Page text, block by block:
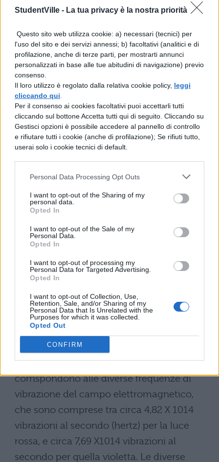
StudentVille - La tua privacy è la nostra priorità
Questo sito web utilizza cookie: a) necessari (tecnici) per
l'uso del sito e dei servizi annessi; b) facoltativi (analitici e di
profilazione, anche di terze parti, per mostrarti annunci
personalizzati in base alle tue abitudini di navigazione) previo
consenso.
Il loro utilizzo è regolato dalla relativa cookie policy, leggi
cliccando qui
Per il consenso ai cookies facoltativi puoi accettarli tutti
cliccando sul bottone Accetta tutti qui di seguito. Cliccando su
Gestisci opzioni è possibile accedere al pannello di controllo
e rifiutare tutti i cookie (anche di profilazione); Se rifiuti tutto,
userai solo i cookie tecnici di default.
Personal Data Processing Opt Outs
I want to opt-out of the Sharing of my
personal data.
Opted In
I want to opt-out of the Sale of my
Personal Data.
Opted In
I want to opt-out of processing my
Personal Data for Targeted Advertising.
Opted In
I want to opt-out of Collection, Use,
Retention, Sale, and/or Sharing of my
Personal Data that Is Unrelated with the
Purposes for which it was collected.
Opted Out
CONFIRM
sarà totalmente espulso. Tutto,
naturalmente, dipende dall’ energia
trasferita dall’elettrone primario all’atomo.
Trovano largo uso nella diagnostica medica
ad esempio pe r ottenere radiografie della
struttura ossea. 3. La radiazione ultravioletta
(UV), invisibile all’occhio umano, presente
anche nella radiazione solare, può essere
prodotta artificialmente mediante scariche
elettriche in un gas rarefatto; tali onde sono
prodotte da atomi, da molecole e nelle
scariche elettriche; dallo studio dell’
interazione UV- materia si ricavano notevoli
questa. 4. La luce consiste sostanzialmente
elettromagnetico, in un particolare
intervallo di frequenze che possono essere
rivelate dall’occhio umano, e che
costituiscono il cosiddetto campo del
visibile. Essa viene generata dalla
diseccitazione di elettroni, atomi e
molecole. I diversi colori della luce
corrispondono alle diverse frequenze di
vibrazione del campo elettromagnetico,
che sono comprese tra circa 4,82 X 1014
vibrazioni al secondo (hertz) per la luce
rossa, e circa 7,69 X1014 vibrazioni al
secondo per quella violetta. Le diverse